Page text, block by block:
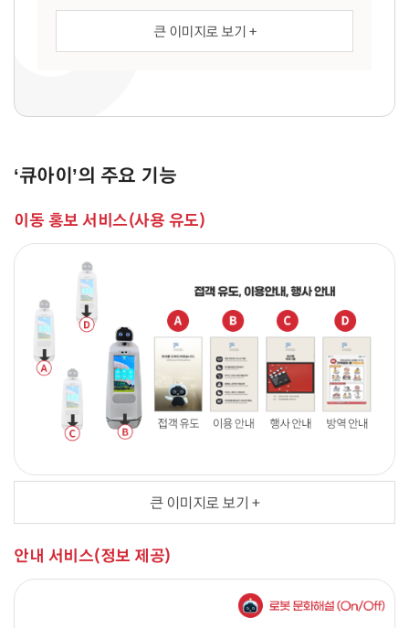
큰 이미지로 보기 +
‘큐아이’의 주요 기능
이동 홍보 서비스(사용 유도)
큰 이미지로 보기 +
안내 서비스(정보 제공)